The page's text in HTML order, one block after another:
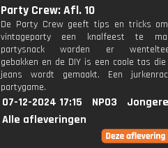
Party Crew: Afl. 10
De Party Crew geeft tips en tricks
vintageparty een knalfeest te
partysnack worden er
gebakken en de DIY is een coole tas
jeans wordt gemaakt. Een
partygame.
07-12-2024 17:15 NPO3
Alle afleveringen